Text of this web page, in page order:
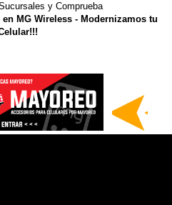
y Comprueba
MG Wireless - Modernizamos tu